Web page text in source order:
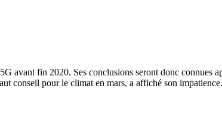
avant fin 2020. Ses conclusions seront donc connues
conseil pour le climat en mars, a affiché son impatience.